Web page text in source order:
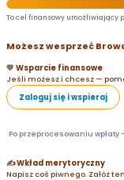
To cel finansowy umożliwiający
Możesz wesprzeć
💛 Wsparcie finansowe
Jeśli możesz i chcesz —
Zaloguj się i wspieraj
Po przeprocesowaniu wpłaty
✍️ Wkład merytoryczny
Napisz coś piwnego. Załóż